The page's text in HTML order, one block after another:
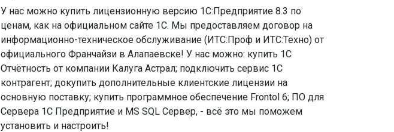
У нас можно купить лицензионную версию 1С:Предприятие 8.3 по
ценам, как на официальном сайте 1С. Мы предоставляем договор на
информационно-техническое обслуживание (ИТС:Проф и ИТС:Техно) от
официального Франчайзи в Алапаевске! У нас можно: купить 1С
Отчётность от компании Калуга Астрал; подключить сервис 1С
контрагент; докупить дополнительные клиентские лицензии на
основную поставку; купить программное обеспечение Frontol 6; ПО для
Сервера 1С Предприятие и MS SQL Сервер, - всё это мы поможем
установить и настроить!